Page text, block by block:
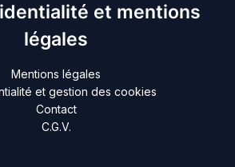
et mentions
légales
Mentions légales
et gestion des cookies
Contact
C.G.V.